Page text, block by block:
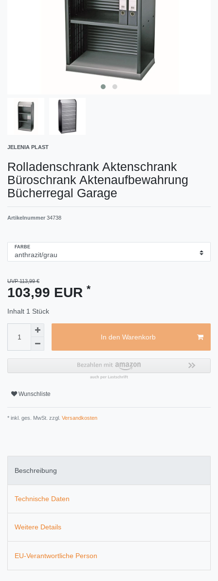
JELENIA PLAST
Rolladenschrank Aktenschrank
Büroschrank Aktenaufbewahrung
Bücherregal Garage
Artikelnummer 34738
FARBE
UVP 113,99 €
103,99 EUR *
Inhalt 1 Stück
In den Warenkorb
Wunschliste
* inkl. ges. MwSt. zzgl. Versandkosten
Beschreibung
Technische Daten
Weitere Details
EU-Verantwortliche Person